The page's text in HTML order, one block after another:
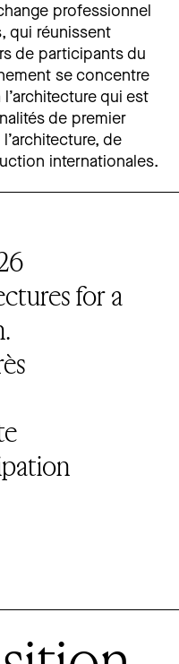
professionnel
qui réunissent
de participants du
se concentre
qui est
de premier
de
internationales.
for a